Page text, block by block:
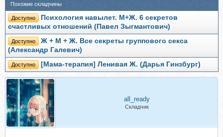
Похожие складчины
Доступно
Психология навылет. М+Ж. 6 секретов
счастливых отношений (Павел Зыгмантович)
Доступно
Ж + М + Ж. Все секреты группового секса
(Александр Галевич)
Доступно [Мама-терапия] Ленивая Ж. (Дарья Гинзбург)
all_ready
Складчик